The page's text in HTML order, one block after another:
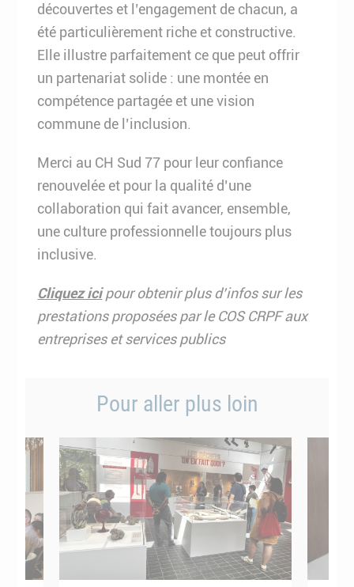
découvertes et l’engagement de chacun, a
été particulièrement riche et constructive.
Elle illustre parfaitement ce que peut offrir
un partenariat solide : une montée en
compétence partagée et une vision
commune de l’inclusion.
Merci au CH Sud 77 pour leur confiance
renouvelée et pour la qualité d’une
collaboration qui fait avancer, ensemble,
une culture professionnelle toujours plus
inclusive.
Cliquez icipour obtenir plus d’infos sur les
prestations proposées par le COS CRPF aux
entreprises et services publics
Pour aller plus loin